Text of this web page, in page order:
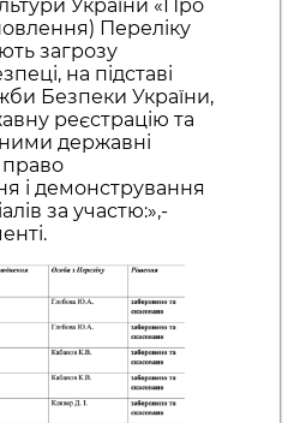
України «Про
Переліку
загрозу
на підставі
Безпеки України,
реєстрацію та
державні
право
і демонстрування
за участю:»,-